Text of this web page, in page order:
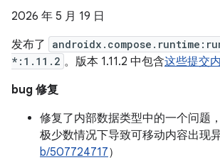
2026 年 5 月 19 日
发布了
*:1.11.2 。版本 1.11.2 中包含这些提交
bug 修复
修复了内部数据类型中的一个问题
极少数情况下导致可移动内容出现
b/507724717）